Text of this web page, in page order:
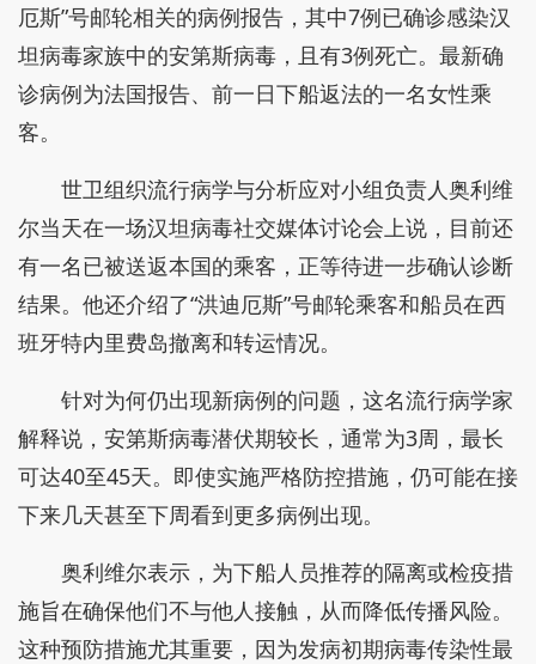
厄斯”号邮轮相关的病例报告，其中7例已确诊感染汉
坦病毒家族中的安第斯病毒，且有3例死亡。最新确
诊病例为法国报告、前一日下船返法的一名女性乘
客。
世卫组织流行病学与分析应对小组负责人奥利维
尔当天在一场汉坦病毒社交媒体讨论会上说，目前还
有一名已被送返本国的乘客，正等待进一步确认诊断
结果。他还介绍了“洪迪厄斯”号邮轮乘客和船员在西
班牙特内里费岛撤离和转运情况。
针对为何仍出现新病例的问题，这名流行病学家
解释说，安第斯病毒潜伏期较长，通常为3周，最长
可达40至45天。即使实施严格防控措施，仍可能在接
下来几天甚至下周看到更多病例出现。
奥利维尔表示，为下船人员推荐的隔离或检疫措
施旨在确保他们不与他人接触，从而降低传播风险。
这种预防措施尤其重要，因为发病初期病毒传染性最